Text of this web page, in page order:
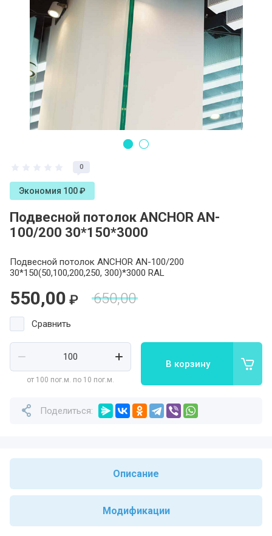
0
Экономия 100 ₽
Подвесной потолок ANCHOR AN-
100/200 30*150*3000
Подвесной потолок ANCHOR AN-100/200
30*150(50,100,200,250, 300)*3000 RAL
650,00
550,00 ₽
Сравнить
от 100 пог.м. по 10 пог.м.
В корзину
Поделиться:
Описание
Модификации